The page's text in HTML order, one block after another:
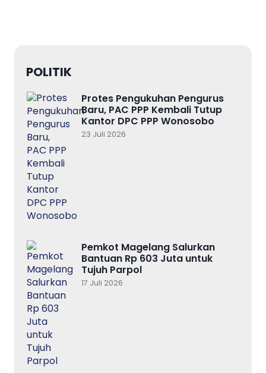
POLITIK
Protes Pengukuhan Pengurus
Baru, PAC PPP Kembali Tutup
Kantor DPC PPP Wonosobo
23 Juli 2026
Pemkot Magelang Salurkan
Bantuan Rp 603 Juta untuk
Tujuh Parpol
17 Juli 2026